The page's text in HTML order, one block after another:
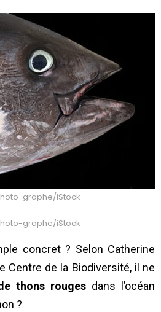
graphe/iStock
graphe/iStock
concret ? Selon Catherine
Centre de la Biodiversité, il ne
thons rouges dans l’océan
?